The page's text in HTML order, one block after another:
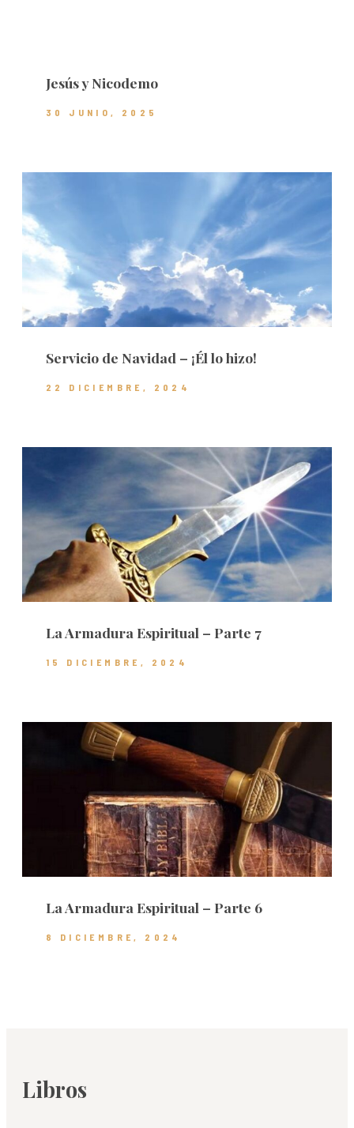
Jesús y Nicodemo
30 JUNIO, 2025
Servicio de Navidad – ¡Él lo hizo!
22 DICIEMBRE, 2024
La Armadura Espiritual – Parte 7
15 DICIEMBRE, 2024
La Armadura Espiritual – Parte 6
8 DICIEMBRE, 2024
Libros